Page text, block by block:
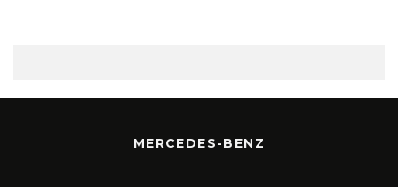
MERCEDES-BENZ